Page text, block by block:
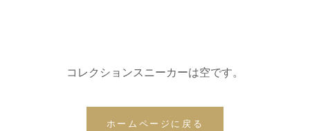
コレクションスニーカーは空です。
ホームページに戻る